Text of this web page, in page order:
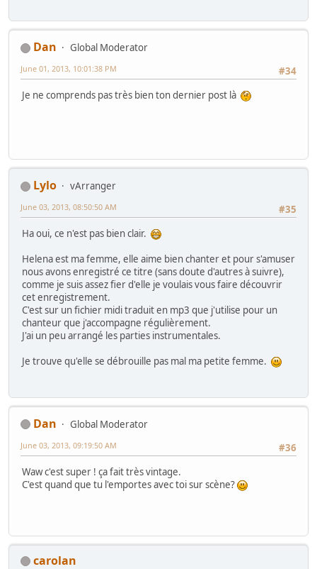
Dan
Global Moderator
#34
June 01, 2013, 10:01:38 PM
Je ne comprends pas très bien ton dernier post là
Lylo
vArranger
#35
June 03, 2013, 08:50:50 AM
Ha oui, ce n'est pas bien clair.
Helena est ma femme, elle aime bien chanter et pour s'amuser
nous avons enregistré ce titre (sans doute d'autres à suivre),
comme je suis assez fier d'elle je voulais vous faire découvrir
cet enregistrement.
C'est sur un fichier midi traduit en mp3 que j'utilise pour un
chanteur que j'accompagne régulièrement.
J'ai un peu arrangé les parties instrumentales.
Je trouve qu'elle se débrouille pas mal ma petite femme.
Dan
Global Moderator
#36
June 03, 2013, 09:19:50 AM
Waw c'est super ! ça fait très vintage.
C'est quand que tu l'emportes avec toi sur scène?
carolan